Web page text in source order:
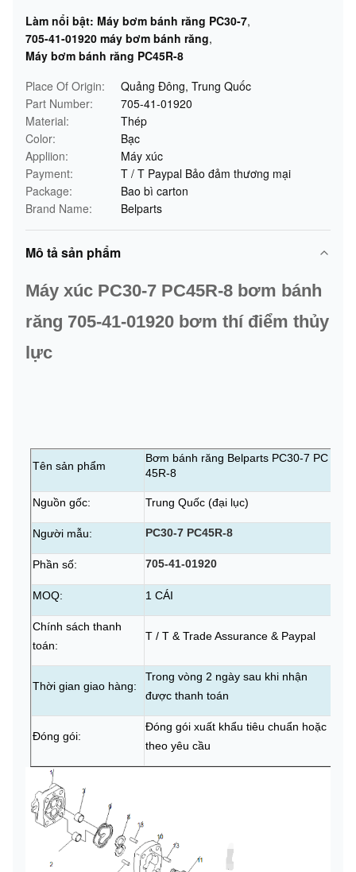
Làm nổi bật: Máy bơm bánh răng PC30-7,
705-41-01920 máy bơm bánh răng,
Máy bơm bánh răng PC45R-8
Place Of Origin:
Quảng Đông, Trung Quốc
Part Number:
705-41-01920
Material:
Thép
Color:
Bạc
Appliion:
Máy xúc
Payment:
T / T Paypal Bảo đảm thương mại
Package:
Bao bì carton
Brand Name:
Belparts
Mô tả sản phẩm
Máy xúc PC30-7 PC45R-8 bơm bánh
răng 705-41-01920 bơm thí điểm thủy
lực
Tên sản phẩm
Bơm bánh răng Belparts PC30-7 PC
45R-8
Nguồn gốc: Trung Quốc (đại lục)
Người mẫu: PC30-7 PC45R-8
Phần số: 705-41-01920
MOQ: 1 CÁI
Chính sách thanh
toán:
T / T & Trade Assurance & Paypal
Thời gian giao hàng:
Trong vòng 2 ngày sau khi nhận
được thanh toán
Đóng gói:
Đóng gói xuất khẩu tiêu chuẩn hoặc
theo yêu cầu